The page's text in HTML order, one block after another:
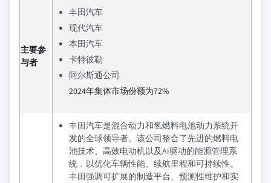
主要参
与者
丰田汽车
现代汽车
本田汽车
卡特彼勒
阿尔斯通公司
2024年集体市场份额为72%
丰田汽车是混合动力和氢燃料电池动力系统开
发的全球领导者。该公司整合了先进的燃料电
池技术、高效电动机以及AI驱动的能源管理系
统，以优化车辆性能、续航里程和可持续性。
丰田强调可扩展的制造平台、预测性维护和实